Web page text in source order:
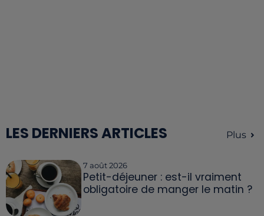
LES DERNIERS ARTICLES Plus
7 août 2026
Petit-déjeuner : est-il vraiment
obligatoire de manger le matin ?